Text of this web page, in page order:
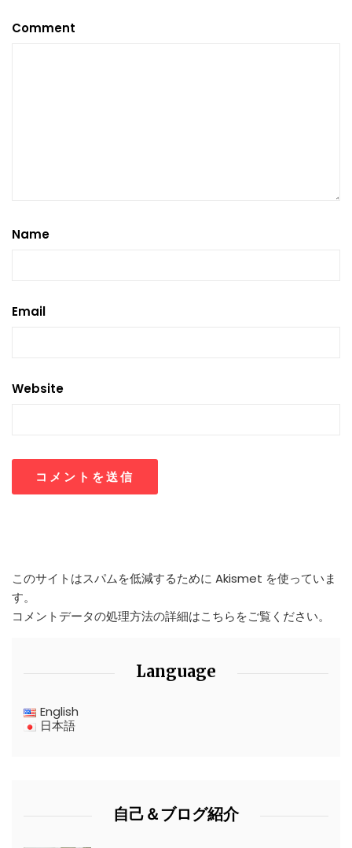
Comment
Name
Email
Website
このサイトはスパムを低減するために Akismet を使っていま
す。
コメントデータの処理方法の詳細はこちらをご覧ください。
Language
English
日本語
自己＆ブログ紹介